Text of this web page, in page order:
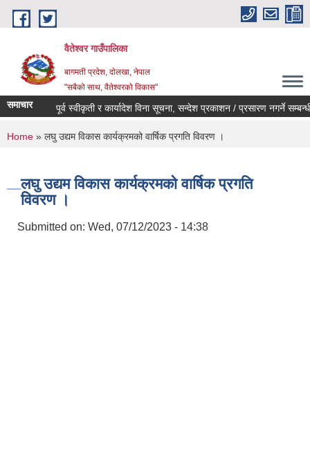
Skip to main content
वैतेश्वर गाउँपालिका
बागमती प्रदेश, दाेलखा, नेपाल
"सबैको साथ, वैतेश्वरको विकास"
समाचार पूर्व स्वीकृती र कार्यादेश विना सूचना, सन्देश प्रकाशन / प्रसारण नगर्ने सम्बन्धी
You are here
Home » लघु उद्यम विकास कार्यक्रमको वार्षिक प्रगति विवरण ।
लघु उद्यम विकास कार्यक्रमको वार्षिक प्रगति
विवरण ।
Submitted on: Wed, 07/12/2023 - 14:38